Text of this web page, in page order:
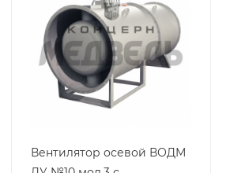
Вентилятор осевой ВОДМ